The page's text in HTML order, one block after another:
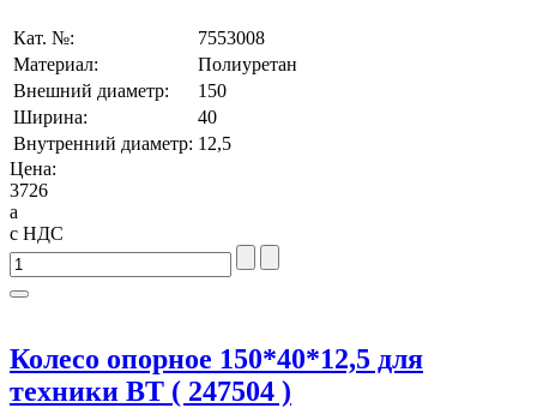
Кат. №:
7553008
Материал:
Полиуретан
Внешний диаметр:
150
Ширина:
40
Внутренний диаметр: 12,5
Цена:
3726
a
с НДС
Колесо опорное 150*40*12,5 для
техники BT ( 247504 )